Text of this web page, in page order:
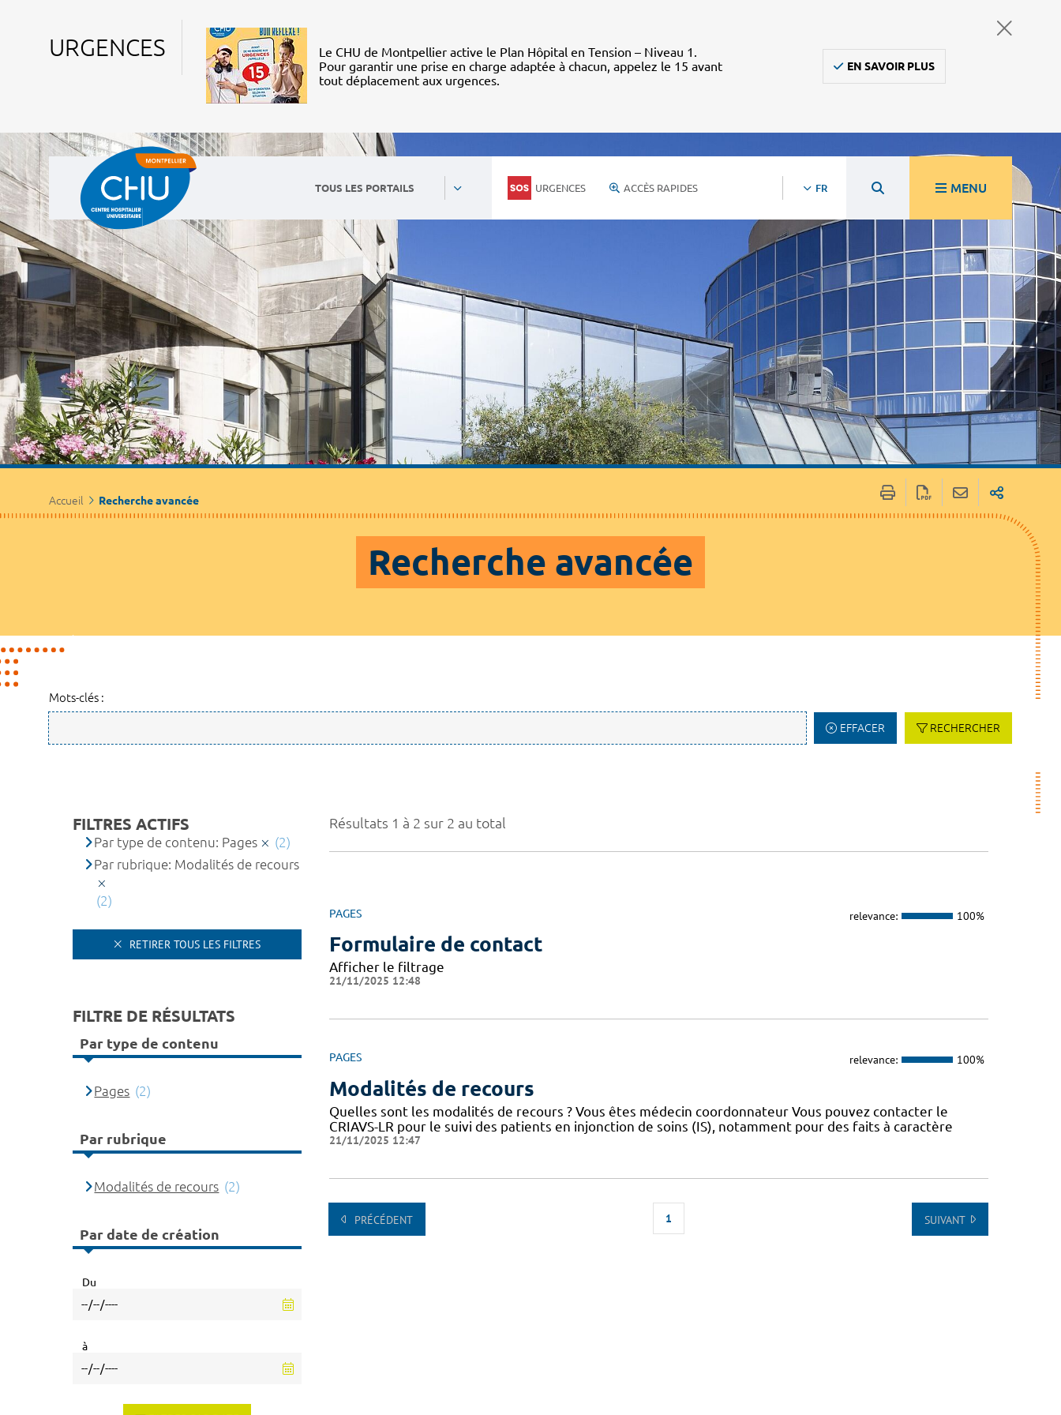
URGENCES
Le CHU de Montpellier active le Plan Hôpital en Tension – Niveau 1.
Pour garantir une prise en charge adaptée à chacun, appelez le 15 avant
tout déplacement aux urgences.
EN SAVOIR PLUS
TOUS LES PORTAILS URGENCES ACCÈS RAPIDES FR MENU
Accueil Recherche avancée
Recherche avancée
Mots-clés :
EFFACER RECHERCHER
Résultats 1 à 2 sur 2 au total
PAGES relevance: 100%
Formulaire de contact
Afficher le filtrage
21/11/2025 12:48
PAGES relevance: 100%
Modalités de recours
Quelles sont les modalités de recours ? Vous êtes médecin coordonnateur Vous pouvez contacter le
CRIAVS-LR pour le suivi des patients en injonction de soins (IS), notamment pour des faits à caractère
21/11/2025 12:47
PRÉCÉDENT 1 SUIVANT
FILTRES ACTIFS
Par type de contenu: Pages
(2)
Par rubrique: Modalités de recours
(2)
RETIRER TOUS LES FILTRES
FILTRE DE RÉSULTATS
Par type de contenu
Pages (2)
Par rubrique
Modalités de recours (2)
Par date de création
Du
à